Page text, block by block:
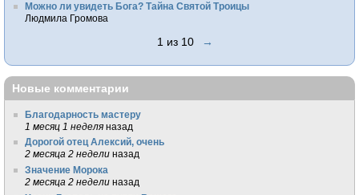
Можно ли увидеть Бога? Тайна Святой Троицы
Людмила Громова
1 из 10 →
Новые комментарии
Благодарность мастеру
1 месяц 1 неделя назад
Дорогой отец Алексий, очень
2 месяца 2 недели назад
Значение Морока
2 месяца 2 недели назад